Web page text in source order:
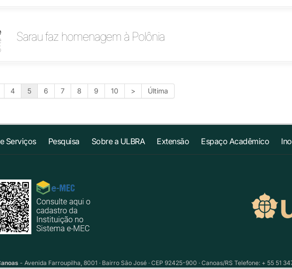
Sarau faz homenagem à Polônia
4 5 6 7 8 9 10 > Última
Serviços Pesquisa Sobre a ULBRA Extensão Espaço Acadêmico
- Avenida Farroupilha, 8001 · Bairro São José · CEP 92425-900 · Canoas/RS Telefone: + 55 51